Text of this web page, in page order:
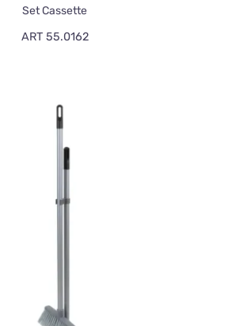
Set Cassette
ART 55.0162